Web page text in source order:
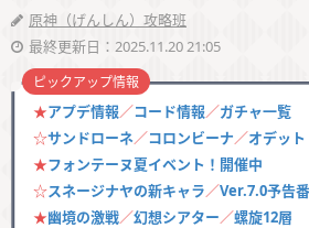
原神（げんしん）攻略班
最終更新日：2025.11.20 21:05
★アプデ情報／コード情報／ガチャ一覧
☆サンドローネ／コロンビーナ／オデット
★フォンテーヌ夏イベント！開催中
☆スネージナヤの新キャラ／Ver.7.0予告
★幽境の激戦／幻想シアター／螺旋12層
ピックアップ情報